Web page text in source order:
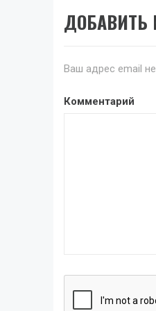
ДОБАВИТЬ
Ваш адрес email
Комментарий